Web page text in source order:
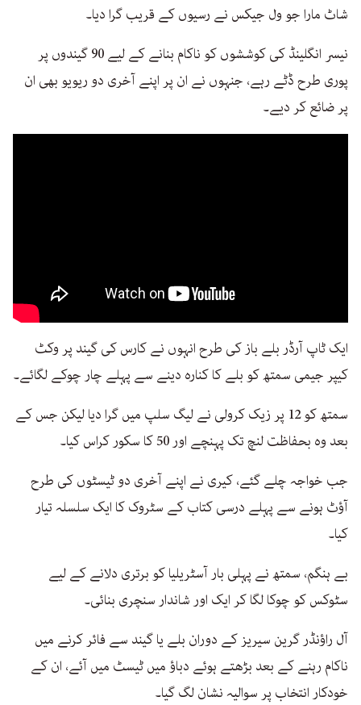
شاٹ مارا جو ول جیکس نے رسیوں کے قریب گرا دیا۔
نیسر انگلینڈ کی کوششوں کو ناکام بنانے کے لیے 90 گیندوں پر
پوری طرح ڈٹے رہے، جنہوں نے ان پر اپنے آخری دو ریویو بھی ان
پر ضائع کر دیے۔
ایک ٹاپ آرڈر بلے باز کی طرح انہوں نے کارس کی گیند پر وکٹ
کیپر جیمی سمتھ کو بلے کا کنارہ دینے سے پہلے چار چوکے لگائے۔
سمتھ کو 12 پر زیک کرولی نے لیگ سلپ میں گرا دیا لیکن جس کے
بعد وہ بحفاظت لنچ تک پہنچے اور 50 کا سکور کراس کیا۔
جب خواجہ چلے گئے، کیری نے اپنے آخری دو ٹیسٹوں کی طرح
آؤٹ ہونے سے پہلے درسی کتاب کے سٹروک کا ایک سلسلہ تیار
کیا۔
بے ہنگم، سمتھ نے پہلی بار آسٹریلیا کو برتری دلانے کے لیے
سٹوکس کو چوکا لگا کر ایک اور شاندار سنچری بنائی۔
آل راؤنڈر گرین سیریز کے دوران بلے یا گیند سے فائر کرنے میں
ناکام رہنے کے بعد بڑھتے ہوئے دباؤ میں ٹیسٹ میں آئے، ان کے
خودکار انتخاب پر سوالیہ نشان لگ گیا۔